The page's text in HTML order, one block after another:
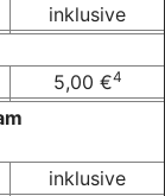
inklusive
5,00 €4
inklusive